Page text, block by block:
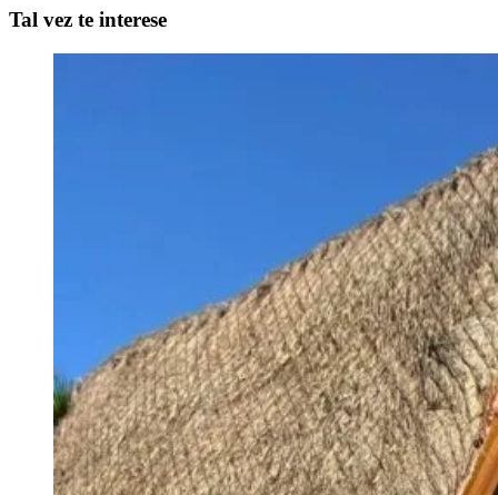
Tal vez te interese